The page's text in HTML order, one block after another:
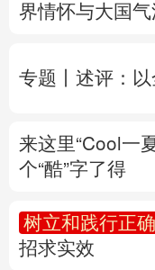
四川
多语种频道
English
界情怀与大国气
专题丨 述评：
来这里“Cool一
个“酷”字了得
树立和践行正
招求实效